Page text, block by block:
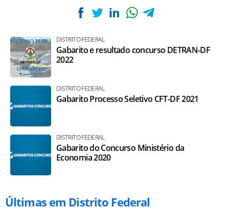
DISTRITO FEDERAL
Gabarito e resultado concurso DETRAN-DF
2022
DISTRITO FEDERAL
Gabarito Processo Seletivo CFT-DF 2021
DISTRITO FEDERAL
Gabarito do Concurso Ministério da
Economia 2020
Últimas em Distrito Federal